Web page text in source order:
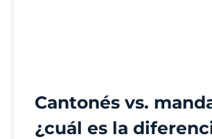
Cantonés vs.
¿cuál es la